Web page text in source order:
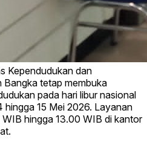
Kependudukan dan
tetap membuka
pada hari libur nasional
hingga 15 Mei 2026. Layanan
hingga 13.00 WIB di kantor